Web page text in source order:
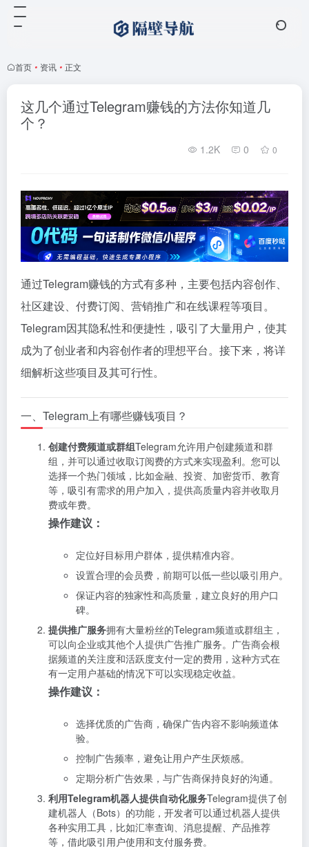
首页 • 资讯 • 正文
这几个通过Telegram赚钱的方法你知道几
个？
1.2K 0 0
通过Telegram赚钱的方式有多种，主要包括内容创作、
社区建设、付费订阅、营销推广和在线课程等项目。
Telegram因其隐私性和便捷性，吸引了大量用户，使其
成为了创业者和内容创作者的理想平台。接下来，将详
细解析这些项目及其可行性。
一、Telegram上有哪些赚钱项目？
创建付费频道或群组Telegram允许用户创建频道和群
组，并可以通过收取订阅费的方式来实现盈利。您可以
选择一个热门领域，比如金融、投资、加密货币、教育
等，吸引有需求的用户加入，提供高质量内容并收取月
费或年费。
操作建议：
定位好目标用户群体，提供精准内容。
设置合理的会员费，前期可以低一些以吸引用户。
保证内容的独家性和高质量，建立良好的用户口
碑。
提供推广服务拥有大量粉丝的Telegram频道或群组主，
可以向企业或其他个人提供广告推广服务。广告商会根
据频道的关注度和活跃度支付一定的费用，这种方式在
有一定用户基础的情况下可以实现稳定收益。
操作建议：
选择优质的广告商，确保广告内容不影响频道体
验。
控制广告频率，避免让用户产生厌烦感。
定期分析广告效果，与广告商保持良好的沟通。
利用Telegram机器人提供自动化服务Telegram提供了创
建机器人（Bots）的功能，开发者可以通过机器人提供
各种实用工具，比如汇率查询、消息提醒、产品推荐
等，借此吸引用户使用和支付服务费。